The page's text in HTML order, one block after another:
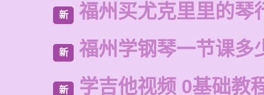
新 福州买尤克里里的琴
新 福州学钢琴一节课多
新 学吉他视频 0基础教